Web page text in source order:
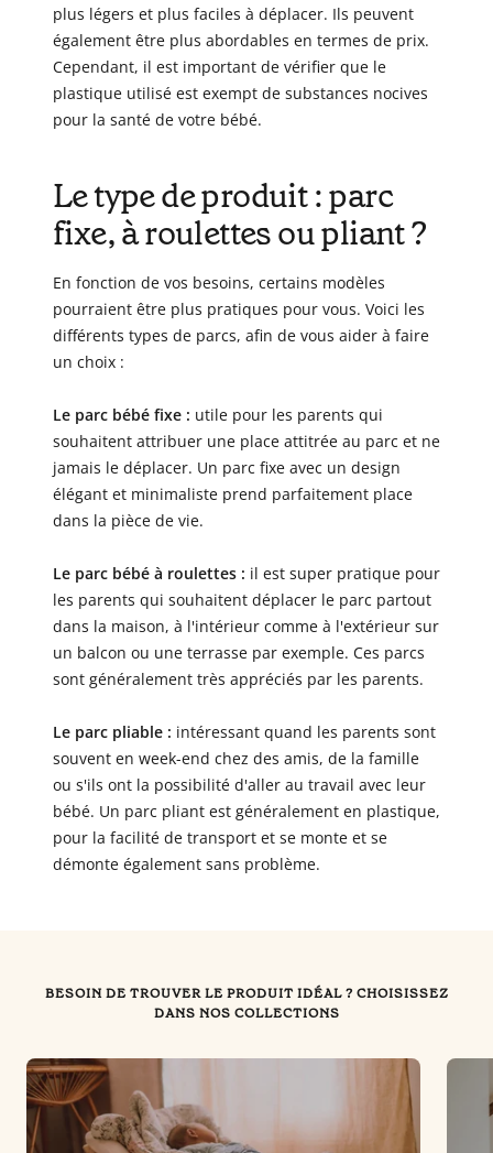
plus légers et plus faciles à déplacer. Ils peuvent
également être plus abordables en termes de prix.
Cependant, il est important de vérifier que le
plastique utilisé est exempt de substances nocives
pour la santé de votre bébé.
Le type de produit : parc
fixe, à roulettes ou pliant ?
En fonction de vos besoins, certains modèles
pourraient être plus pratiques pour vous. Voici les
différents types de parcs, afin de vous aider à faire
un choix :
Le parc bébé fixe : utile pour les parents qui
souhaitent attribuer une place attitrée au parc et ne
jamais le déplacer. Un parc fixe avec un design
élégant et minimaliste prend parfaitement place
dans la pièce de vie.
Le parc bébé à roulettes : il est super pratique pour
les parents qui souhaitent déplacer le parc partout
dans la maison, à l'intérieur comme à l'extérieur sur
un balcon ou une terrasse par exemple. Ces parcs
sont généralement très appréciés par les parents.
Le parc pliable : intéressant quand les parents sont
souvent en week-end chez des amis, de la famille
ou s'ils ont la possibilité d'aller au travail avec leur
bébé. Un parc pliant est généralement en plastique,
pour la facilité de transport et se monte et se
démonte également sans problème.
BESOIN DE TROUVER LE PRODUIT IDÉAL ? CHOISISSEZ
DANS NOS COLLECTIONS